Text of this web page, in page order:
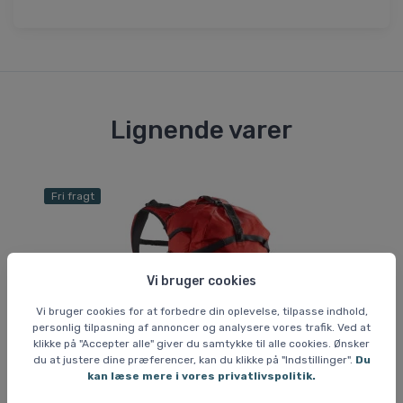
Vi bruger cookies
Vi bruger cookies for at forbedre din oplevelse, tilpasse indhold,
personlig tilpasning af annoncer og analysere vores trafik. Ved at
klikke på "Accepter alle" giver du samtykke til alle cookies. Ønsker
du at justere dine præferencer, kan du klikke på "Indstillinger". Du
kan læse mere i vores privatlivspolitik.
Lignende varer
Fri fragt